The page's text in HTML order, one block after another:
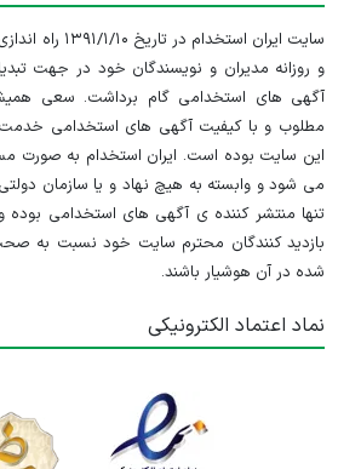
سایت ایران
و روزانه مدیران و نویسندگان خود در جهت
آگهی های استخدامی گام برداشت. سعی
مطلوب و با کیفیت آگهی های استخدامی خدمت
این سایت بوده است. ایران استخدام به صورت
می شود و وابسته به هیچ نهاد و یا سازمان
تنها منتشر کننده ی آگهی های استخدامی بوده و
بازدید کنندگان محترم سایت خود نسبت به
شده در آن هوشیار باشند.
نماد اعتماد الکترونیکی